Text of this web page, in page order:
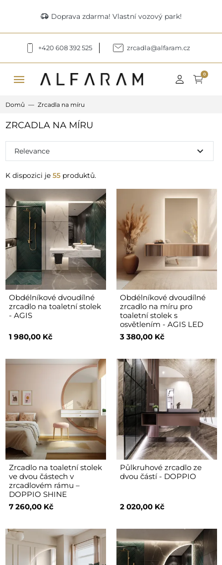
delivery_truck_speed Doprava zdarma! Vlastní vozový park!
+420 608 392 525 zrcadla@alfaram.cz
menu 0
Domů Zrcadla na míru
ZRCADLA NA MÍRU
K dispozici je 55produktů.
Relevance expand_more
Obdélníkové dvoudílné
zrcadlo na toaletní stolek
- AGIS
1 980,00 Kč
Obdélníkové dvoudílné
zrcadlo na míru pro
toaletní stolek s
osvětlením - AGIS LED
3 380,00 Kč
Zrcadlo na toaletní stolek
ve dvou částech v
zrcadlovém rámu –
DOPPIO SHINE
7 260,00 Kč
Půlkruhové zrcadlo ze
dvou částí - DOPPIO
2 020,00 Kč